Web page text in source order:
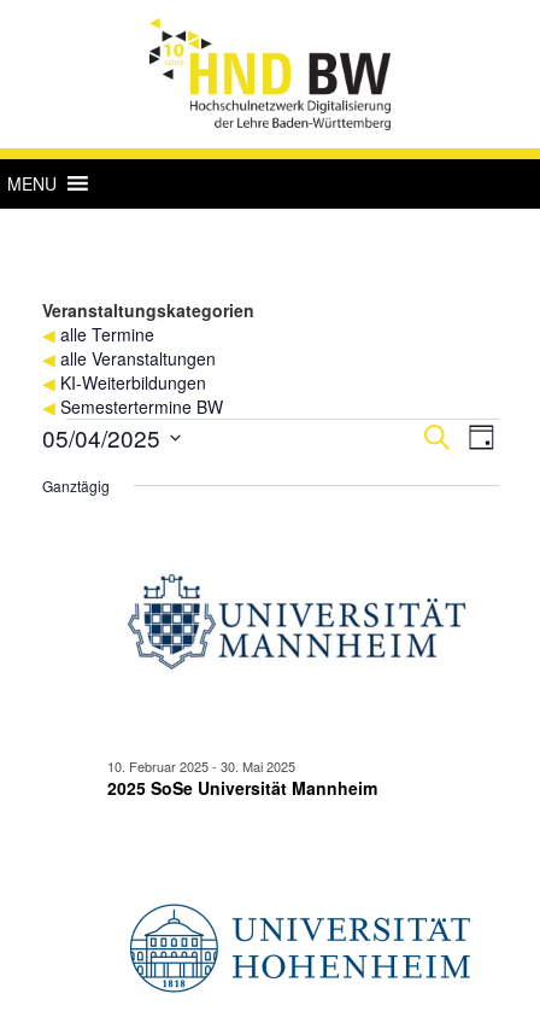
MENU
Veranstaltungskategorien
◀ alle Termine
◀ alle Veranstaltungen
◀ KI-Weiterbildungen
◀ Semestertermine BW
Veranstaltungen
für Suche
SucheTag
05/04/2025
wählen.
Ganztägig
2025 SoSe Universität Mannheim
10. Februar 2025- 30. Mai 2025